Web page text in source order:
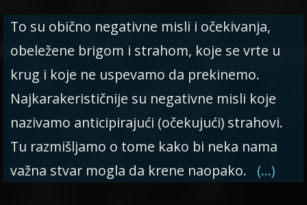
To su obično negativne misli i očekivanja,
obeležene brigom i strahom, koje se vrte u
krug i koje ne uspevamo da prekinemo.
Najkarakerističnije su negativne misli koje
nazivamo anticipirajući (očekujući) strahovi.
Tu razmišljamo o tome kako bi neka nama
važna stvar mogla da krene naopako. (…)